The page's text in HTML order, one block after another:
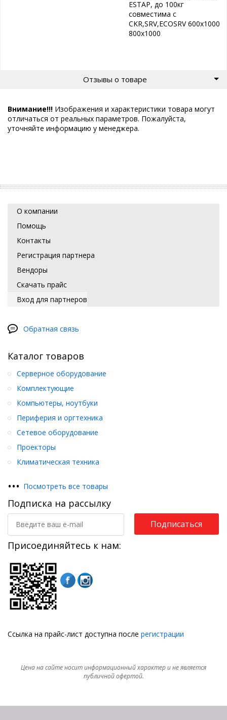
ESTAP, до 100кг
совместима с
CKR,SRV,ECOSRV 600x1000
800x1000
Отзывы о товаре
Внимание!!! Изображения и характеристики товара могут
отличаться от реальных параметров. Пожалуйста,
уточняйте информацию у менеджера.
О компании
Помощь
Контакты
Регистрация партнера
Вендоры
Скачать прайс
Вход для партнеров
Обратная связь
Каталог товаров
Серверное оборудование
Комплектующие
Компьютеры, ноутбуки
Периферия и оргтехника
Сетевое оборудование
Проекторы
Климатическая техника
••• Посмотреть все товары
Подписка на рассылку
Подписаться
Присоединяйтесь к нам:
Ссылка на прайс-лист доступна после регистрации
Цена на сайте носит информационный характер и не является
публичной офертой.